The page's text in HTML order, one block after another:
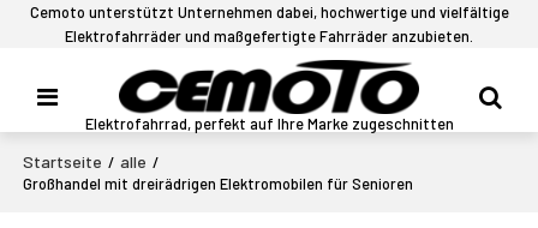
Cemoto unterstützt Unternehmen dabei, hochwertige und vielfältige
Elektrofahrräder und maßgefertigte Fahrräder anzubieten.
Elektrofahrrad, perfekt auf Ihre Marke zugeschnitten
Startseite / alle /
Großhandel mit dreirädrigen Elektromobilen für Senioren